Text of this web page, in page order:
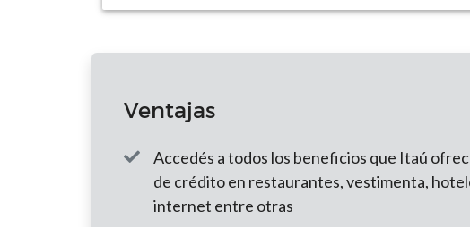
Ventajas
Accedés a todos los beneficios que Itaú
de crédito en restaurantes, vestimenta,
internet entre otras